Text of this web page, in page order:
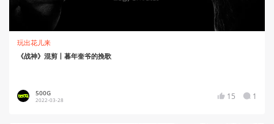
玩出花儿来
《战神》混剪丨暮年奎爷的挽歌
500G
2022-03-28 15 1